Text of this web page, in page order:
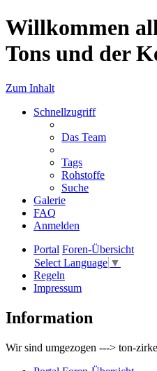
Willkommen
Tons und der
Zum Inhalt
Schnellzugriff
Das Team
Tags
Rohstoffe
Suche
Galerie
FAQ
Anmelden
Portal Foren-Übersicht
Select Language ▼
Regeln
Impressum
Information
Wir sind umgezogen ---> ton-